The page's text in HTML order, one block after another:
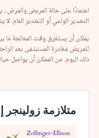
اعتمادًا على حالة المريض والمرض
التخدير الواعي أو التخدير العام. لا
ذلك اليوم. من الممكن أن يواصل